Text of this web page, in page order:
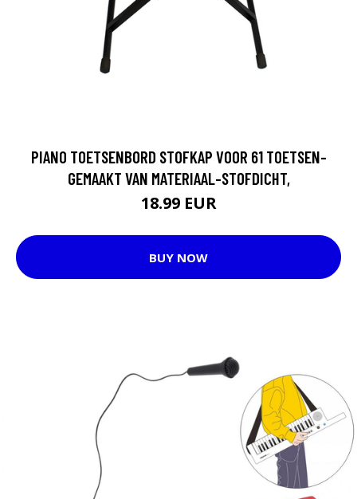
PIANO TOETSENBORD STOFKAP VOOR 61 TOETSEN-
GEMAAKT VAN MATERIAAL-STOFDICHT,
18.99 EUR
BUY NOW